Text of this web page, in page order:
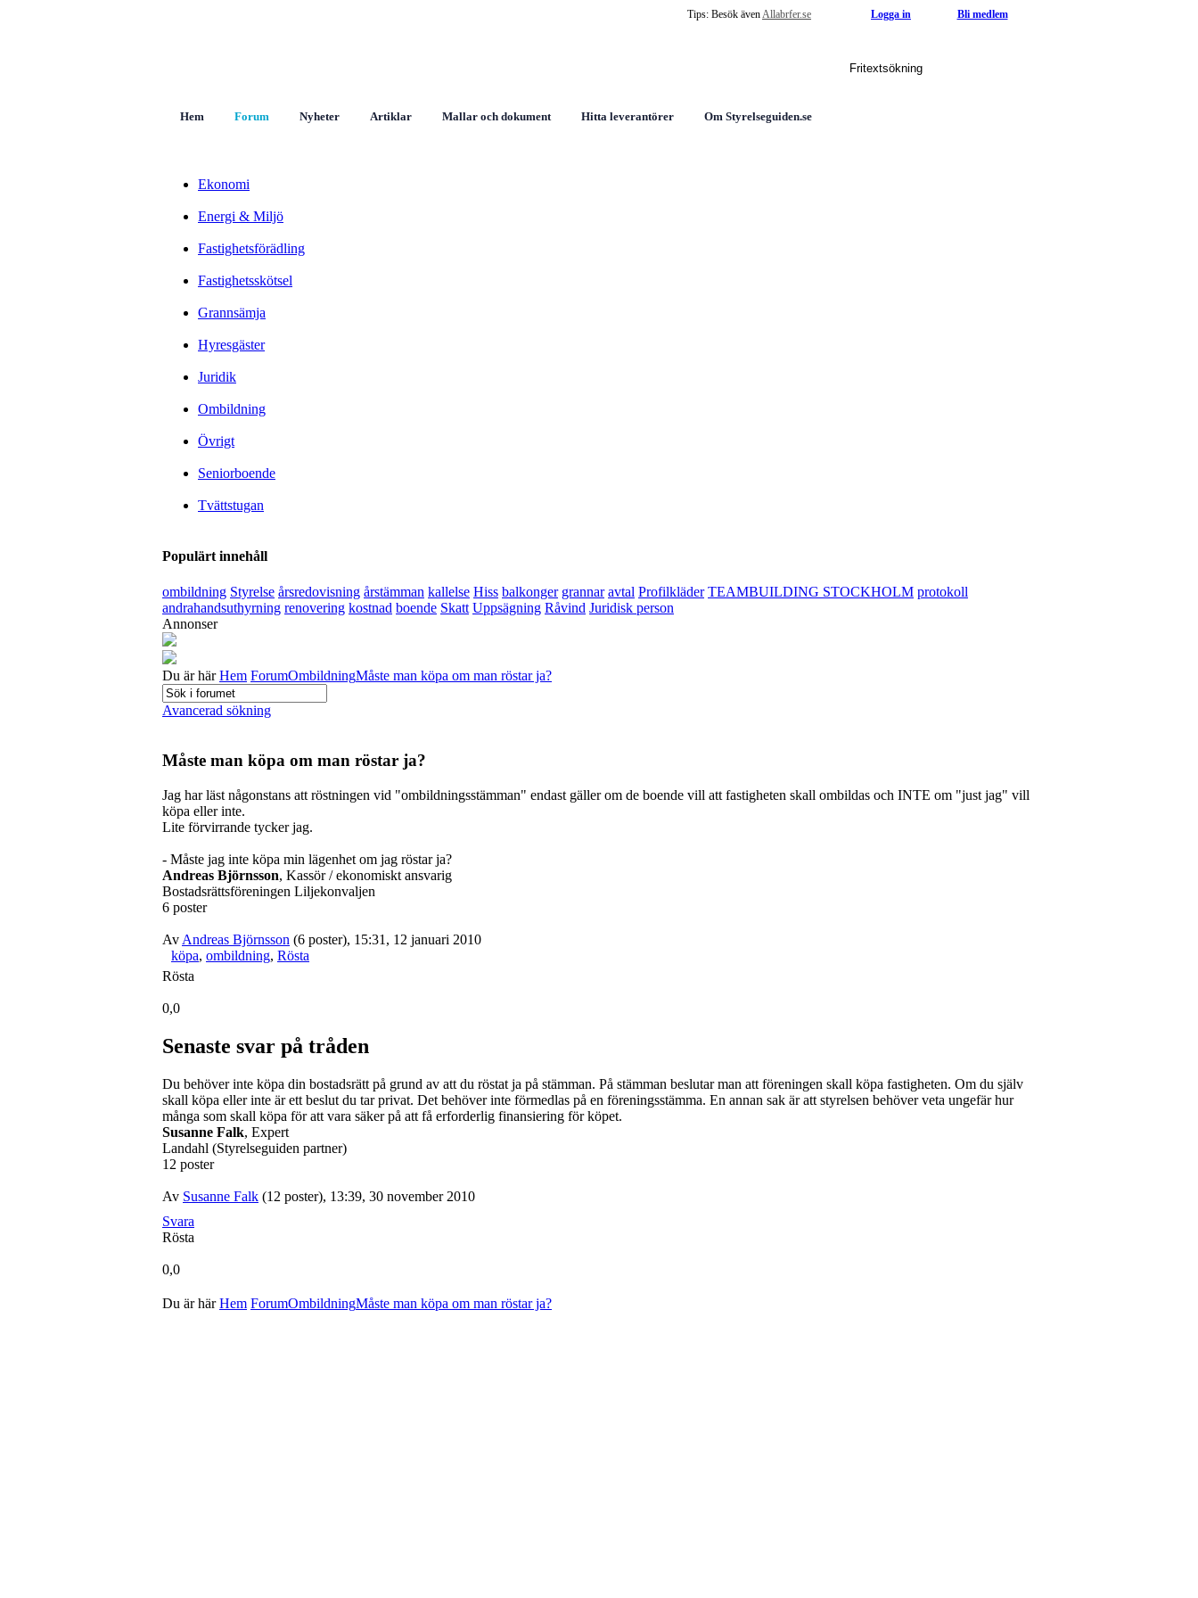
Tips: Besök ävenAllabrfer.se Bli medlem
Logga in
Hem Forum Nyheter Artiklar Mallar och dokument Hitta leverantörer Om Styrelseguiden.se
Ekonomi
Energi & Miljö
Fastighetsförädling
Fastighetsskötsel
Grannsämja
Hyresgäster
Juridik
Ombildning
Övrigt
Seniorboende
Tvättstugan
Populärt innehåll
ombildning Styrelse årsredovisning årstämman kallelse Hiss balkonger grannar avtal Profilkläder TEAMBUILDING STOCKHOLM protokoll
andrahandsuthyrning renovering kostnad boende Skatt Uppsägning Råvind Juridisk person
Annonser
Du är här Hem ForumOmbildningMåste man köpa om man röstar ja?
Avancerad sökning
Måste man köpa om man röstar ja?
Jag har läst någonstans att röstningen vid "ombildningsstämman" endast gäller om de boende vill att fastigheten skall ombildas och INTE om "just jag" vill
köpa eller inte.
Lite förvirrande tycker jag.
- Måste jag inte köpa min lägenhet om jag röstar ja?
Andreas Björnsson, Kassör / ekonomiskt ansvarig
Bostadsrättsföreningen Liljekonvaljen
6 poster
Av Andreas Björnsson (6 poster), 15:31, 12 januari 2010
köpa, ombildning, Rösta
Rösta
0,0
Senaste svar på tråden
Du behöver inte köpa din bostadsrätt på grund av att du röstat ja på stämman. På stämman beslutar man att föreningen skall köpa fastigheten. Om du själv
skall köpa eller inte är ett beslut du tar privat. Det behöver inte förmedlas på en föreningsstämma. En annan sak är att styrelsen behöver veta ungefär hur
många som skall köpa för att vara säker på att få erforderlig finansiering för köpet.
Susanne Falk, Expert
Landahl (Styrelseguiden partner)
12 poster
Av Susanne Falk (12 poster), 13:39, 30 november 2010
Svara
Rösta
0,0
Du är här Hem ForumOmbildningMåste man köpa om man röstar ja?